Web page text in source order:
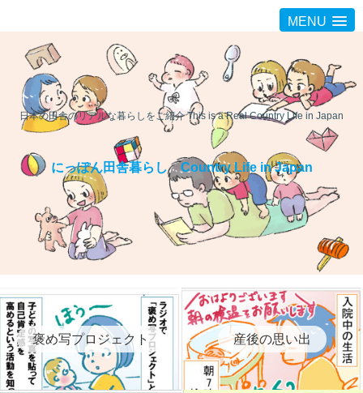
MENU
日本の田舎のリアルな暮らしをご紹介 This is a Real Country Life in Japan
にっぽん田舎暮らし Country Life in Japan
褒め写プロジェクト 産後の思い出